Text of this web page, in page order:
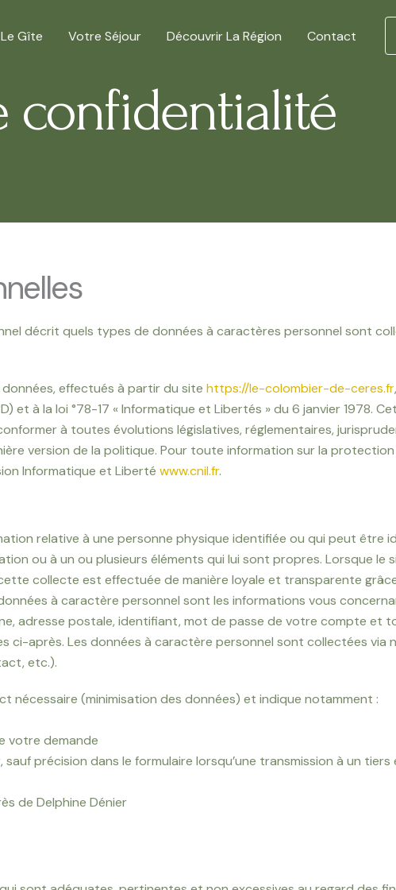
Le Gîte Votre Séjour Découvrir La Région Contact
confidentialité
décrit quels types de données à caractères personnel sont
effectués à partir du site https://le-colombier-de-ceres.fr
et à la loi °78-17 « Informatique et Libertés » du 6 janvier 1978.
à toutes évolutions législatives, réglementaires,
version de la politique. Pour toute information sur la
Informatique et Liberté www.cnil.fr.
relative à une personne physique identifiée ou qui peut être
ou à un ou plusieurs éléments qui lui sont propres. Lorsque le
collecte est effectuée de manière loyale et transparente
à caractère personnel sont les informations vous
adresse postale, identifiant, mot de passe de votre compte et
ci-après. Les données à caractère personnel sont collectées via
etc.).
nécessaire (minimisation des données) et indique notamment :
votre demande
précision dans le formulaire lorsqu’une transmission à un tiers
de Delphine Dénier